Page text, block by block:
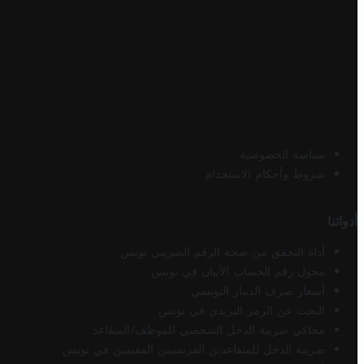
سياسة الخصوصية
شروط وأحكام الاستخدام
أدواتنا
أداة التحقق من صحة الرقم الضريبي تونس
محول رقم الحساب الآيبان في تونس
أسعار صرف الدينار التونسي
البحث عن الرمز البريدي في تونس
محاكي ضريبة الدخل الشخصي للموظف/المتقاعد
ضريبة الدخل للمتقاعدين الفرنسيين المقيمين في تونس